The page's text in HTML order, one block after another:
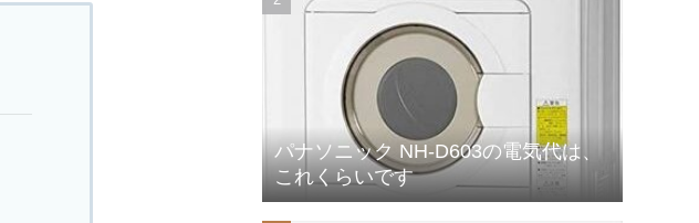
パナソニック NH-D603の電気代は、
これくらいです